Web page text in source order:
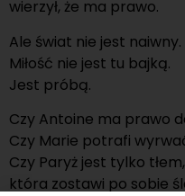
wierzył, że ma prawo.
Ale świat nie jest naiwny.
Miłość nie jest tu bajką.
Jest próbą.
Czy Antoine ma prawo
Czy Marie potrafi
Czy Paryż jest tylko
która zostawi po sobie